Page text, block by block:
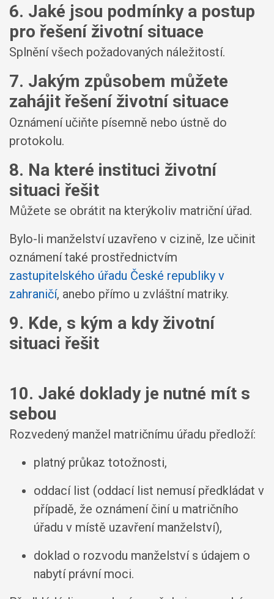
6. Jaké jsou podmínky a postup
pro řešení životní situace
Splnění všech požadovaných náležitostí.
7. Jakým způsobem můžete
zahájit řešení životní situace
Oznámení učiňte písemně nebo ústně do
protokolu.
8. Na které instituci životní
situaci řešit
Můžete se obrátit na kterýkoliv matriční úřad.
Bylo-li manželství uzavřeno v cizině, lze učinit
oznámení také prostřednictvím
zastupitelského úřadu České republiky v
zahraničí, anebo přímo u zvláštní matriky.
9. Kde, s kým a kdy životní
situaci řešit
10. Jaké doklady je nutné mít s
sebou
Rozvedený manžel matričnímu úřadu předloží:
platný průkaz totožnosti,
oddací list (oddací list nemusí předkládat v
případě, že oznámení činí u matričního
úřadu v místě uzavření manželství),
doklad o rozvodu manželství s údajem o
nabytí právní moci.